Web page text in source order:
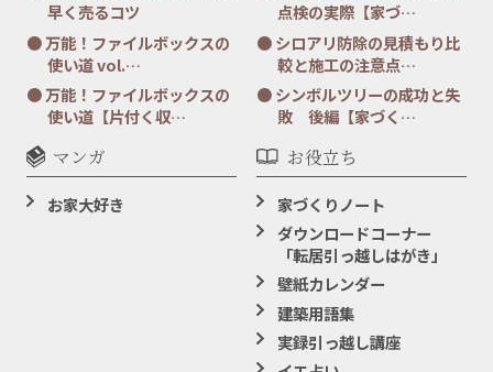
早く売るコツ
万能！ファイルボックスの
使い道 vol.…
万能！ファイルボックスの
使い道【片付く収…
点検の実際【家づ…
シロアリ防除の見積もり比
較と施工の注意点…
シンボルツリーの成功と失
敗 後編【家づく…
マンガ
お家大好き
お役立ち
家づくりノート
ダウンロードコーナー
「転居引っ越しはがき」
壁紙カレンダー
建築用語集
実録引っ越し講座